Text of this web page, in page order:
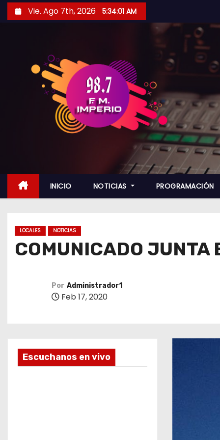
i
Vie. Ago 7th, 2026 5:34:03 AM
INICIO NOTICIAS PROGRAMACIÓN
LOCALES NOTICIAS
COMUNICADO JUNTA
Por Administrador1
Feb 17, 2020
Escuchanos en vivo